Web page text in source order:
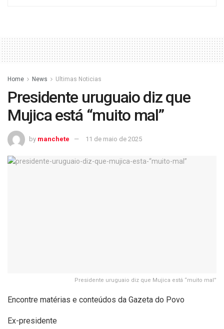
Home News Ultimas Noticias
Presidente uruguaio diz que
Mujica está “muito mal”
by manchete 11 de maio de 2025
Presidente uruguaio diz que Mujica está “muito mal”
Encontre matérias e conteúdos da Gazeta do Povo
Ex-presidente